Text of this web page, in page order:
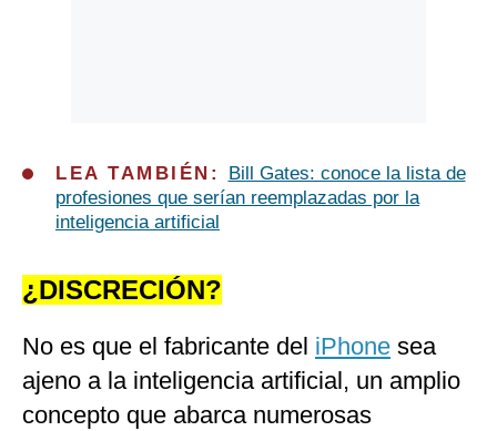
LEA TAMBIÉN:
Bill Gates: conoce la lista de
profesiones que serían reemplazadas por la
inteligencia artificial
¿DISCRECIÓN?
No es que el fabricante del iPhone sea
ajeno a la inteligencia artificial, un amplio
concepto que abarca numerosas